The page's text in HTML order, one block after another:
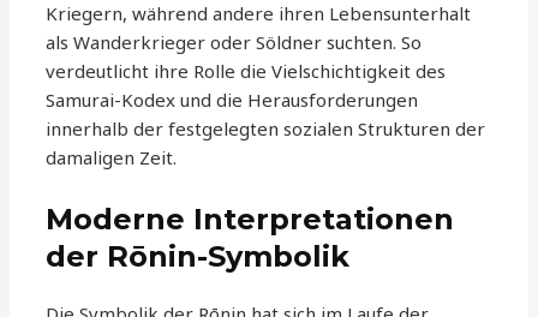
Kriegern, während andere ihren Lebensunterhalt
als Wanderkrieger oder Söldner suchten. So
verdeutlicht ihre Rolle die Vielschichtigkeit des
Samurai-Kodex und die Herausforderungen
innerhalb der festgelegten sozialen Strukturen der
damaligen Zeit.
Moderne Interpretationen
der Rōnin-Symbolik